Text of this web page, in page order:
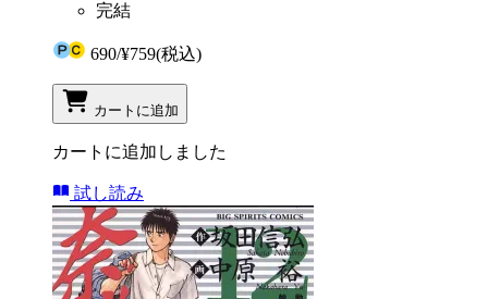
完結
690/¥759(税込)
カートに追加
カートに追加しました
試し読み